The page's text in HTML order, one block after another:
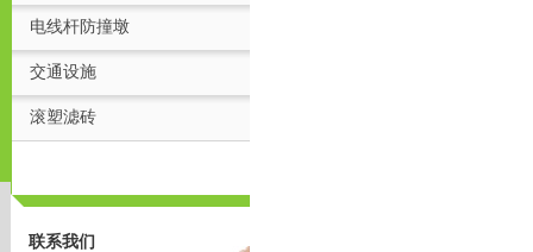
电线杆防撞墩
交通设施
滚塑滤砖
联系我们